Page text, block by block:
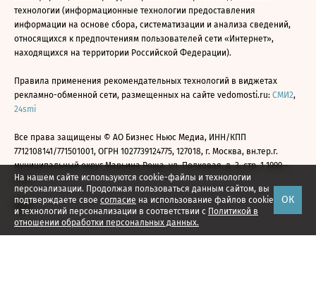
На нашем сайте используются cookie-файлы и технологии
персонализации. Продолжая пользоваться данным сайтом, вы
подтверждаете свое согласие на использование файлов cookie
и технологий персонализации в соответствии с Политикой в
отношении обработки персональных данных.
ОК
технологии (информационные технологии предоставления
информации на основе сбора, систематизации и анализа сведений,
относящихся к предпочтениям пользователей сети «Интернет»,
находящихся на территории Российской Федерации).
Правила применения рекомендательных технологий в виджетах
рекламно-обменной сети, размещенных на сайте vedomosti.ru: СМИ2,
24smi
Все права защищены © АО Бизнес Ньюс Медиа, ИНН/КПП
7712108141/771501001, ОГРН 1027739124775, 127018, г. Москва, вн.тер.г.
муниципальный округ Марьина Роща, ул. Полковая, д. 3, стр. 1 1999—
2026